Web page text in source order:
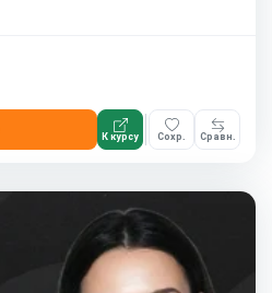
К курсу Сохр. Сравн.